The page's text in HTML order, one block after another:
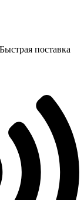
поставка